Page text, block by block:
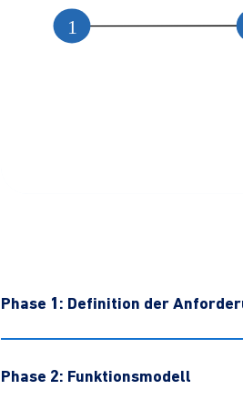
Phase 1: Definition der
Phase 2: Funktionsmodell